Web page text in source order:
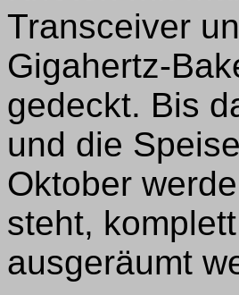
Transceiver
Gigahertz-
gedeckt. Bis
und die
Oktober
steht,
ausgeräumt